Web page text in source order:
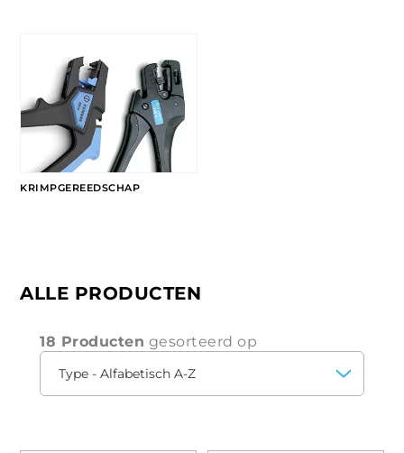
KRIMPGEREEDSCHAP
ALLE PRODUCTEN
18 Producten gesorteerd op